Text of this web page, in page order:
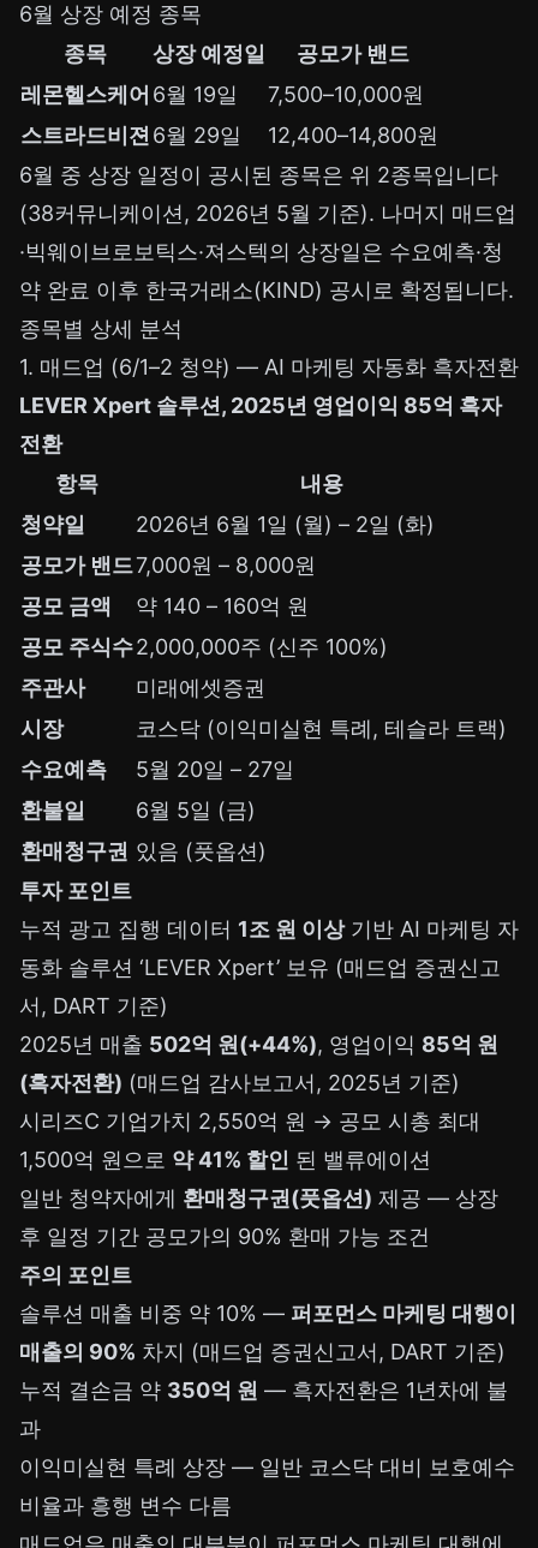
6월 상장 예정 종목
종목
상장 예정일
공모가 밴드
레몬헬스케어 6월 19일
7,500–10,000원
스트라드비젼 6월 29일
12,400–14,800원
6월 중 상장 일정이 공시된 종목은 위 2종목입니다
(38커뮤니케이션, 2026년 5월 기준). 나머지 매드업
·빅웨이브로보틱스·져스텍의 상장일은 수요예측·청
약 완료 이후 한국거래소(KIND) 공시로 확정됩니다.
종목별 상세 분석
1. 매드업 (6/1–2 청약) — AI 마케팅 자동화 흑자전환
LEVER Xpert 솔루션, 2025년 영업이익 85억 흑자
전환
항목
내용
청약일
2026년 6월 1일 (월) – 2일 (화)
공모가 밴드7,000원 – 8,000원
공모 금액
약 140 – 160억 원
공모 주식수2,000,000주 (신주 100%)
주관사
미래에셋증권
시장
코스닥 (이익미실현 특례, 테슬라 트랙)
수요예측
5월 20일 – 27일
환불일
6월 5일 (금)
환매청구권 있음 (풋옵션)
투자 포인트
누적 광고 집행 데이터 1조 원 이상기반 AI 마케팅 자
동화 솔루션 ‘LEVER Xpert’ 보유 (매드업 증권신고
서, DART 기준)
2025년 매출 502억 원(+44%), 영업이익 85억 원
(흑자전환) (매드업 감사보고서, 2025년 기준)
시리즈C 기업가치 2,550억 원 → 공모 시총 최대
1,500억 원으로 약 41% 할인 된 밸류에이션
일반 청약자에게 환매청구권(풋옵션) 제공 — 상장
후 일정 기간 공모가의 90% 환매 가능 조건
주의 포인트
솔루션 매출 비중 약 10% — 퍼포먼스 마케팅 대행이
매출의 90% 차지 (매드업 증권신고서, DART 기준)
누적 결손금 약 350억 원 — 흑자전환은 1년차에 불
과
이익미실현 특례 상장 — 일반 코스닥 대비 보호예수
비율과 흥행 변수 다름